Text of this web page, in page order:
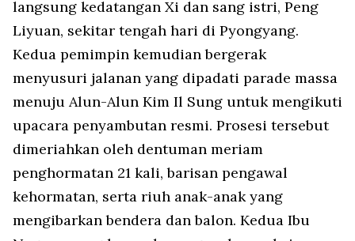
langsung kedatangan Xi dan sang istri, Peng
Liyuan, sekitar tengah hari di Pyongyang.
Kedua pemimpin kemudian bergerak
menyusuri jalanan yang dipadati parade massa
menuju Alun-Alun Kim Il Sung untuk mengikuti
upacara penyambutan resmi. Prosesi tersebut
dimeriahkan oleh dentuman meriam
penghormatan 21 kali, barisan pengawal
kehormatan, serta riuh anak-anak yang
mengibarkan bendera dan balon. Kedua Ibu